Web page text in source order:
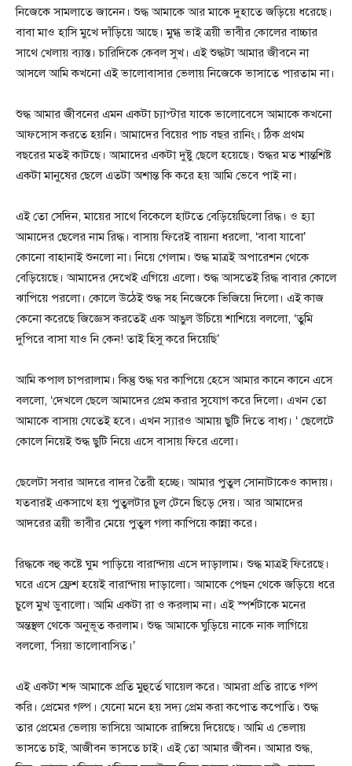
নিজেকে সামলাতে জানেন। শুদ্ধ আমাকে আর মাকে দুহাতে জড়িয়ে ধরেছে।
বাবা মাও হাসি মুখে দাঁড়িয়ে আছে। মুগ্ধ ভাই ত্রয়ী ভাবীর কোলের বাচ্চার
সাথে খেলায় ব্যাস্ত। চারিদিকে কেবল সুখ। এই শুদ্ধটা আমার জীবনে না
আসলে আমি কখনো এই ভালোবাসার ভেলায় নিজেকে ভাসাতে পারতাম না।
শুদ্ধ আমার জীবনের এমন একটা চ্যাপ্টার যাকে ভালোবেসে আমাকে কখনো
আফসোস করতে হয়নি। আমাদের বিয়ের পাচ বছর রানিং। ঠিক প্রথম
বছরের মতই কাটছে। আমাদের একটা দুষ্টু ছেলে হয়েছে। শুদ্ধর মত শান্তশিষ্ট
একটা মানুষের ছেলে এতটা অশান্ত কি করে হয় আমি ভেবে পাই না।
এই তো সেদিন, মায়ের সাথে বিকেলে হাটতে বেড়িয়েছিলো রিদ্ধ। ও হ্যা
আমাদের ছেলের নাম রিদ্ধ। বাসায় ফিরেই বায়না ধরলো, ‘বাবা যাবো’
কোনো বাহানাই শুনলো না। নিয়ে গেলাম। শুদ্ধ মাত্রই অপারেশন থেকে
বেড়িয়েছে। আমাদের দেখেই এগিয়ে এলো। শুদ্ধ আসতেই রিদ্ধ বাবার কোলে
ঝাপিয়ে পরলো। কোলে উঠেই শুদ্ধ সহ নিজেকে ভিজিয়ে দিলো। এই কাজ
কেনো করেছে জিজ্ঞেস করতেই এক আঙুল উচিয়ে শাশিয়ে বললো, ‘তুমি
দুপিরে বাসা যাও নি কেন! তাই হিসু করে দিয়েছি’
আমি কপাল চাপরালাম। কিন্তু শুদ্ধ ঘর কাপিয়ে হেসে আমার কানে কানে এসে
বললো, ‘দেখলে ছেলে আমাদের প্রেম করার সুযোগ করে দিলো। এখন তো
আমাকে বাসায় যেতেই হবে। এখন স্যারও আমায় ছুটি দিতে বাধ্য। ‘ ছেলেটে
কোলে নিয়েই শুদ্ধ ছুটি নিয়ে এসে বাসায় ফিরে এলো।
ছেলেটা সবার আদরে বাদর তৈরী হচ্ছে। আমার পুতুল সোনাটাকেও কাদায়।
যতবারই একসাথে হয় পুতুলটার চুল টেনে ছিড়ে দেয়। আর আমাদের
আদরের ত্রয়ী ভাবীর মেয়ে পুতুল গলা কাপিয়ে কান্না করে।
রিদ্ধকে বহু কষ্টে ঘুম পাড়িয়ে বারান্দায় এসে দাড়ালাম। শুদ্ধ মাত্রই ফিরেছে।
ঘরে এসে ফ্রেশ হয়েই বারান্দায় দাড়ালো। আমাকে পেছন থেকে জড়িয়ে ধরে
চুলে মুখ ডুবালো। আমি একটা রা ও করলাম না। এই স্পর্শটাকে মনের
অন্তস্থল থেকে অনুভূত করলাম। শুদ্ধ আমাকে ঘুড়িয়ে নাকে নাক লাগিয়ে
বললো, ‘সিয়া ভালোবাসিত।’
এই একটা শব্দ আমাকে প্রতি মুহুর্তে ঘায়েল করে। আমরা প্রতি রাতে গল্প
করি। প্রেমের গল্প। যেনো মনে হয় সদ্য প্রেম করা কপোত কপোতি। শুদ্ধ
তার প্রেমের ভেলায় ভাসিয়ে আমাকে রাঙ্গিয়ে দিয়েছে। আমি এ ভেলায়
ভাসতে চাই, আজীবন ভাসতে চাই। এই তো আমার জীবন। আমার শুদ্ধ,